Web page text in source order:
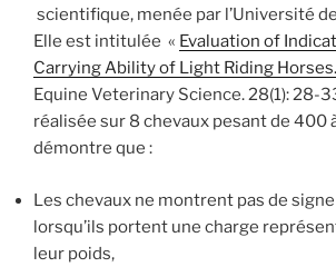
scientifique, menée par l’Université
Elle est intitulée « Evaluation of
Carrying Ability of Light Riding Horses.
Equine Veterinary Science. 28(1): 28-
réalisée sur 8 chevaux pesant de 400
démontre que :
Les chevaux ne montrent pas de
lorsqu’ils portent une charge
leur poids,